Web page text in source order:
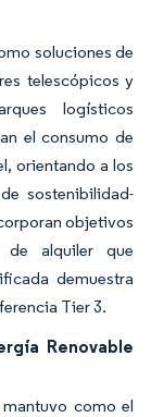
soluciones de
telescópicos y
logísticos
el consumo de
orientando a los
sostenibilidad-
objetivos
alquiler que
demuestra
Tier 3.
Renovable
como el